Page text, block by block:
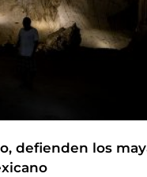
defienden los